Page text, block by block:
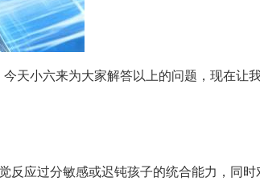
天小六来为大家解答以上的问题，现在让
反应过分敏感或迟钝孩子的统合能力，同时